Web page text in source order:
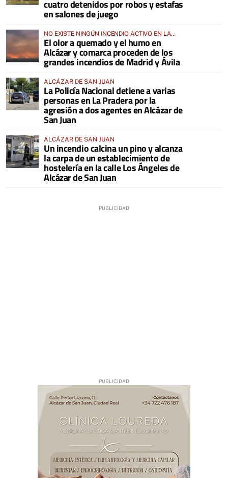
cuatro detenidos por robos y estafas
en salones de juego
NO EXISTE NINGÚN INCENDIO ACTIVO EN LA
COMARCA
El olor a quemado y el humo en
Alcázar y comarca proceden de los
grandes incendios de Madrid y Ávila
ALCÁZAR DE SAN JUAN
La Policía Nacional detiene a varias
personas en La Pradera por la
agresión a dos agentes en Alcázar de
San Juan
ALCÁZAR DE SAN JUAN
Un incendio calcina un pino y alcanza
la carpa de un establecimiento de
hostelería en la calle Los Ángeles de
Alcázar de San Juan